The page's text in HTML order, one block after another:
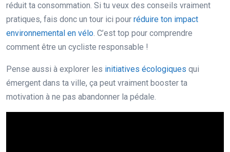
réduit ta consommation. Si tu veux des conseils vraiment
pratiques, fais donc un tour ici pour réduire ton impact
environnemental en vélo. C’est top pour comprendre
comment être un cycliste responsable !
Pense aussi à explorer les initiatives écologiques qui
émergent dans ta ville, ça peut vraiment booster ta
motivation à ne pas abandonner la pédale.